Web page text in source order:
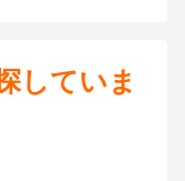
ドボール】
していま